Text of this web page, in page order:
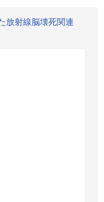
放射線脳壊死関連